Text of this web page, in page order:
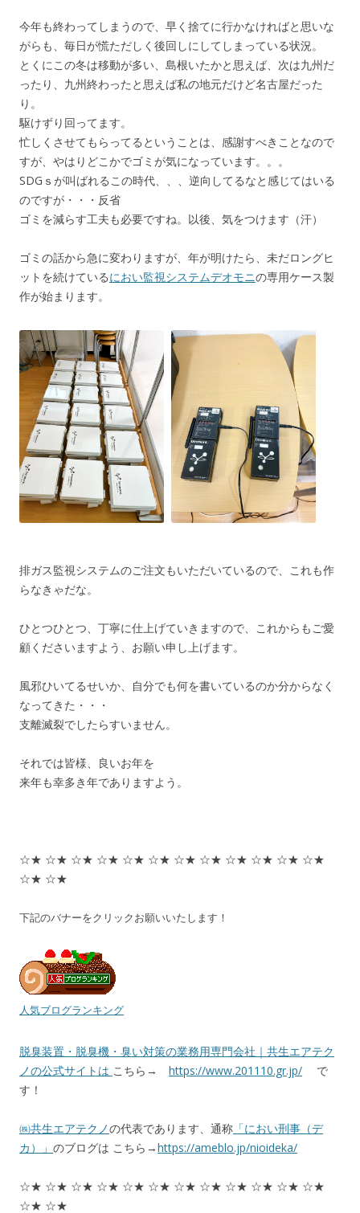
今年も終わってしまうので、早く捨てに行かなければと思いな
がらも、毎日が慌ただしく後回しにしてしまっている状況。
とくにこの冬は移動が多い、島根いたかと思えば、次は九州だ
ったり、九州終わったと思えば私の地元だけど名古屋だった
り。
駆けずり回ってます。
忙しくさせてもらってるということは、感謝すべきことなので
すが、やはりどこかでゴミが気になっています。。。
SDGｓが叫ばれるこの時代、、、逆向してるなと感じてはいる
のですが・・・反省
ゴミを減らす工夫も必要ですね。以後、気をつけます（汗）
ゴミの話から急に変わりますが、年が明けたら、未だロングヒ
ットを続けているにおい監視システムデオモニの専用ケース製
作が始まります。
排ガス監視システムのご注文もいただいているので、これも作
らなきゃだな。
ひとつひとつ、丁寧に仕上げていきますので、これからもご愛
顧くださいますよう、お願い申し上げます。
風邪ひいてるせいか、自分でも何を書いているのか分からなく
なってきた・・・
支離滅裂でしたらすいません。
それでは皆様、良いお年を
来年も幸多き年でありますよう。
☆★ ☆★ ☆★ ☆★ ☆★ ☆★ ☆★ ☆★ ☆★ ☆★ ☆★ ☆★
☆★ ☆★
下記のバナーをクリックお願いいたします！
人気ブログランキング
脱臭装置・脱臭機・臭い対策の業務用専門会社｜共生エアテク
ノの公式サイトは こちら→ https://www.201110.gr.jp/ で
す！
㈱共生エアテクノの代表であります、通称 「におい刑事（デ
カ）」 のブログは こちら→https://ameblo.jp/nioideka/
☆★ ☆★ ☆★ ☆★ ☆★ ☆★ ☆★ ☆★ ☆★ ☆★ ☆★ ☆★
☆★ ☆★